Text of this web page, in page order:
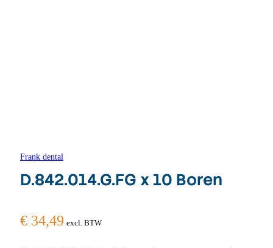
Frank dental
D.842.014.G.FG x 10 Boren
€ 34,49 excl. BTW